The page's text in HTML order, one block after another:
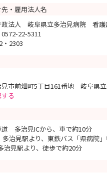
・雇用法人名
政法人 岐阜県立多治見病院 看護
22-5311
2303
見市前畑町5丁目161番地 岐阜県
る
道 多治見ICから、車で約10分
治見駅より、東鉄バス「県病院
治見駅より、徒歩で約20分